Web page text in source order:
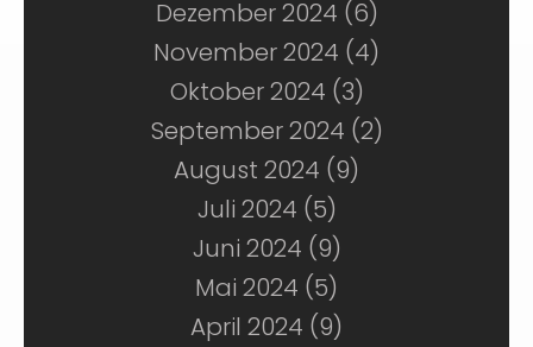
Dezember 2024 (6)
November 2024 (4)
Oktober 2024 (3)
September 2024 (2)
August 2024 (9)
Juli 2024 (5)
Juni 2024 (9)
Mai 2024 (5)
April 2024 (9)